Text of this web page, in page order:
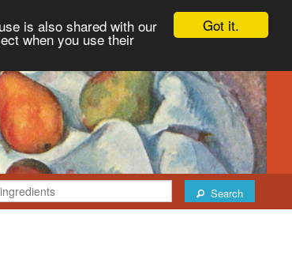
Got it.
is also shared with our
when you use their
Search